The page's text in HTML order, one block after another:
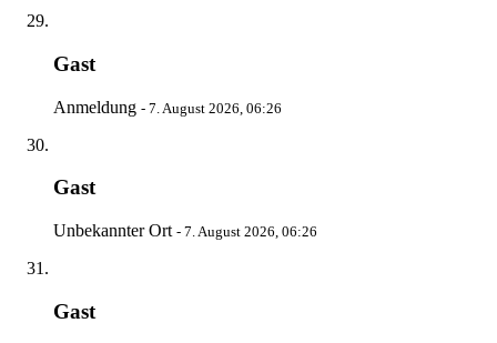
Gast
Anmeldung - 7. August 2026, 06:26
Gast
Unbekannter Ort - 7. August 2026, 06:26
Gast